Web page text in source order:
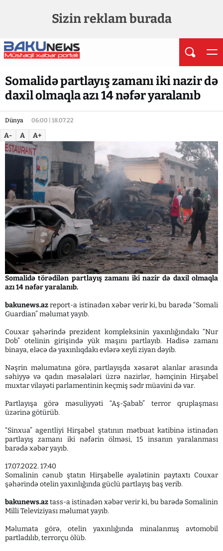
Sizin reklam burada
Somalidə partlayış zamanı iki nazir də
daxil olmaqla azı 14 nəfər yaralanıb
Dünya 06:00 | 18.07.22
A- A A+
Somalidə törədilən partlayış zamanı iki nazir də daxil olmaqla
azı 14 nəfər yaralanıb.
bakunews.azreport-a istinadən xəbər verir ki, bu barədə “Somali
Guardian” məlumat yayıb.
Couxar şəhərində prezident kompleksinin yaxınlığındakı “Nur
Dob” otelinin girişində yük maşını partlayıb. Hadisə zamanı
binaya, eləcə də yaxınlıqdakı evlərə xeyli ziyan dəyib.
Nəşrin məlumatına görə, partlayışda xəsarət alanlar arasında
səhiyyə və qadın məsələləri üzrə nazirlər, həmçinin Hirşabel
muxtar vilayəti parlamentinin keçmiş sədr müavini də var.
Partlayışa görə məsuliyyəti “Aş-Şabab” terror qruplaşması
üzərinə götürüb.
“Sinxua” agentliyi Hirşabel ştatının mətbuat katibinə istinadən
partlayış zamanı iki nəfərin ölməsi, 15 insanın yaralanması
barədə xəbər yayıb.
17.07.2022. 17:40
Somalinin cənub ştatın Hirşabelle əyalətinin paytaxtı Couxar
şəhərində otelin yaxınlığında güclü partlayış baş verib.
bakunews.aztass-a istinadən xəbər verir ki, bu barədə Somalinin
Milli Televiziyası məlumat yayıb.
Məlumata görə, otelin yaxınlığında minalanmış avtomobil
partladılıb, terrorçu ölüb.